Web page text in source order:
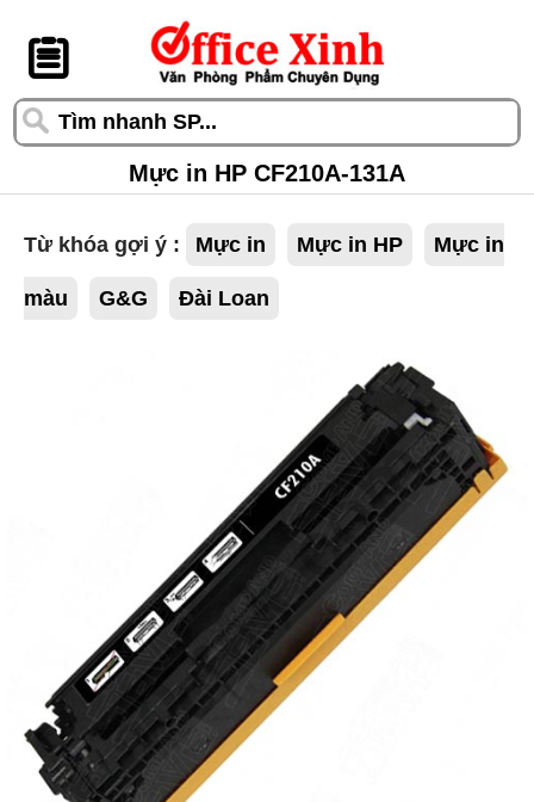
󰆎
Mực in HP CF210A-131A
Từ khóa gợi ý : Mực in Mực in HP Mực in
màu G&G Đài Loan